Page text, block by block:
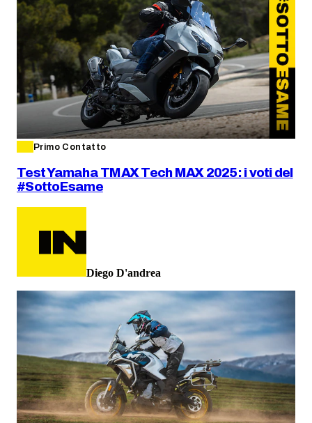
Primo Contatto
Test Yamaha TMAX Tech MAX 2025: i voti del
#SottoEsame
Diego D'andrea